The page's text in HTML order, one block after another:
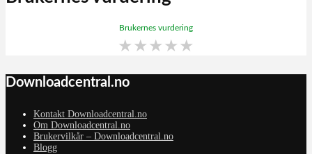
Brukernes vurdering
★★★★★
Downloadcentral.no
Kontakt Downloadcentral.no
Om Downloadcentral.no
Brukervilkår – Downloadcentral.no
Blogg